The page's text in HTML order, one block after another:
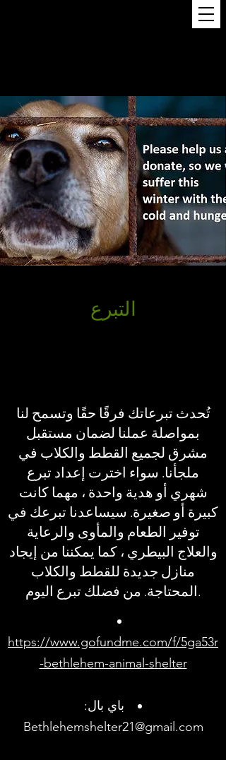
التبرع
تُحدث تبرعاتك فرقًا حقًا وتسمح لنا
بمواصلة عملنا لضمان مستقبل
مشرق لجميع القطط والكلاب في
ملجأنا. سواء اخترت إعداد تبرع
شهري أو هدية واحدة ، مهما كانت
كبيرة أو صغيرة. سيساعدنا تبرعك في
توفير الطعام والمأوى والرعاية
والعلاج البيطري ، كما يمكننا من إيجاد
منازل جديدة للقطط والكلاب
المحتاجة. من فضلك تبرع اليوم.
https://www.gofundme.com/f/5ga53r
-bethlehem-animal-shelter
باي بال:
Bethlehemshelter21@gmail.com